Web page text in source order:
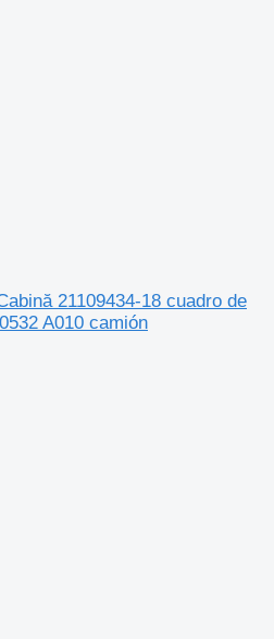
21109434-18 cuadro de
A010 camión